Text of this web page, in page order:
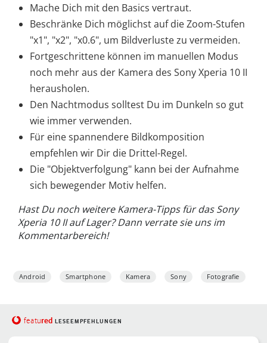
Mache Dich mit den Basics vertraut.
Beschränke Dich möglichst auf die Zoom-Stufen
"x1", "x2", "x0.6", um Bildverluste zu vermeiden.
Fortgeschrittene können im manuellen Modus
noch mehr aus der Kamera des Sony Xperia 10 II
herausholen.
Den Nachtmodus solltest Du im Dunkeln so gut
wie immer verwenden.
Für eine spannendere Bildkomposition
empfehlen wir Dir die Drittel-Regel.
Die "Objektverfolgung" kann bei der Aufnahme
sich bewegender Motiv helfen.
Hast Du noch weitere Kamera-Tipps für das Sony
Xperia 10 II auf Lager? Dann verrate sie uns im
Kommentarbereich!
Android Smartphone Kamera Sony Fotografie
featured LESEEMPFEHLUNGEN